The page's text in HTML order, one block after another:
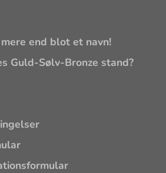
end blot et navn!
Guld-Sølv-Bronze stand?